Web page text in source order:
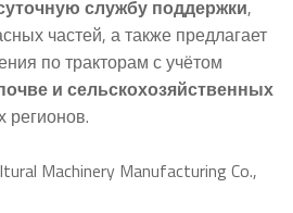
службу поддержки,
частей, а также предлагает
по тракторам с учётом
и сельскохозяйственных
регионов.
Machinery Manufacturing Co.,